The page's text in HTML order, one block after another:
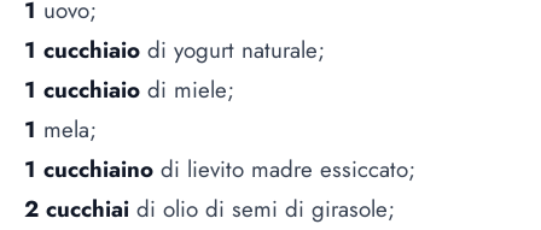
1 uovo;
1 cucchiaio di yogurt naturale;
1 cucchiaio di miele;
1 mela;
1 cucchiaino di lievito madre essiccato;
2 cucchiai di olio di semi di girasole;